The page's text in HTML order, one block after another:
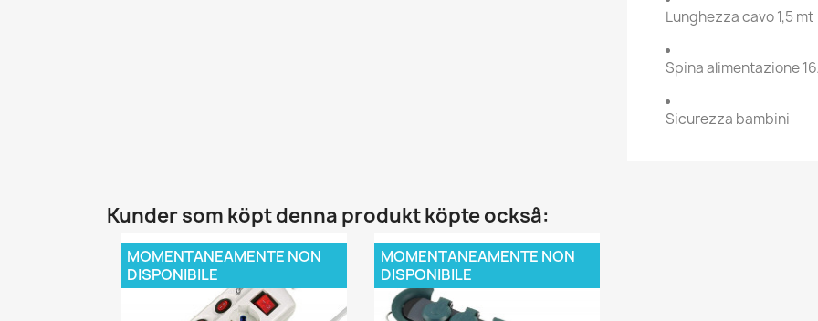
Lunghezza cavo 1,5 mt
Spina alimentazione
Sicurezza bambini
Kunder som köpt denna produkt köpte också:
MOMENTANEAMENTE NON
DISPONIBILE
MOMENTANEAMENTE NON
DISPONIBILE